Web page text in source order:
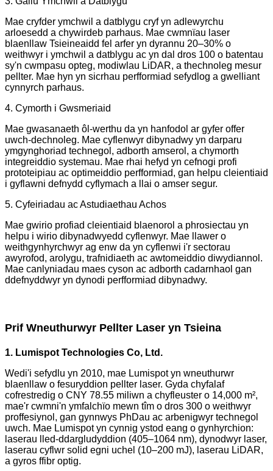
Mae cryfder ymchwil a datblygu cryf yn adlewyrchu
arloesedd a chywirdeb parhaus. Mae cwmnïau laser
blaenllaw Tsieineaidd fel arfer yn dyrannu 20–30% o
weithwyr i ymchwil a datblygu ac yn dal dros 100 o batentau
sy'n cwmpasu opteg, modiwlau LiDAR, a thechnoleg mesur
pellter. Mae hyn yn sicrhau perfformiad sefydlog a gwelliant
cynnyrch parhaus.
4. Cymorth i Gwsmeriaid
Mae gwasanaeth ôl-werthu da yn hanfodol ar gyfer offer
uwch-dechnoleg. Mae cyflenwyr dibynadwy yn darparu
ymgynghoriad technegol, adborth amserol, a chymorth
integreiddio systemau. Mae rhai hefyd yn cefnogi profi
prototeipiau ac optimeiddio perfformiad, gan helpu cleientiaid
i gyflawni defnydd cyflymach a llai o amser segur.
5. Cyfeiriadau ac Astudiaethau Achos
Mae gwirio profiad cleientiaid blaenorol a phrosiectau yn
helpu i wirio dibynadwyedd cyflenwyr. Mae llawer o
weithgynhyrchwyr ag enw da yn cyflenwi i'r sectorau
awyrofod, arolygu, trafnidiaeth ac awtomeiddio diwydiannol.
Mae canlyniadau maes cyson ac adborth cadarnhaol gan
ddefnyddwyr yn dynodi perfformiad dibynadwy.
Prif Wneuthurwyr Pellter Laser yn Tsieina
1. Lumispot Technologies Co, Ltd.
Wedi'i sefydlu yn 2010, mae Lumispot yn wneuthurwr
blaenllaw o fesuryddion pellter laser. Gyda chyfalaf
cofrestredig o CNY 78.55 miliwn a chyfleuster o 14,000 m²,
mae'r cwmni'n ymfalchïo mewn tîm o dros 300 o weithwyr
proffesiynol, gan gynnwys PhDau ac arbenigwyr technegol
uwch. Mae Lumispot yn cynnig ystod eang o gynhyrchion:
laserau lled-ddargludyddion (405–1064 nm), dynodwyr laser,
laserau cyflwr solid egni uchel (10–200 mJ), laserau LiDAR,
a gyros ffibr optig.